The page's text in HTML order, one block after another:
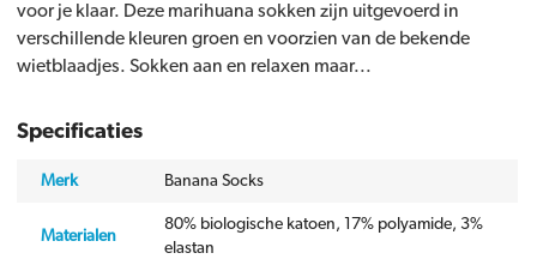
voor je klaar. Deze marihuana sokken zijn uitgevoerd in
verschillende kleuren groen en voorzien van de bekende
wietblaadjes. Sokken aan en relaxen maar...
Specificaties
Merk Banana Socks
Materialen
80% biologische katoen, 17% polyamide, 3%
elastan